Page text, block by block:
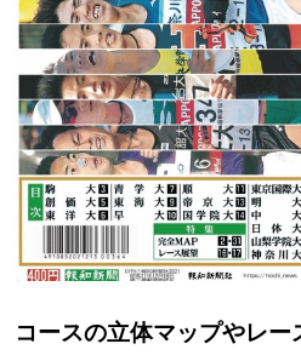
コースの立体マップやレ